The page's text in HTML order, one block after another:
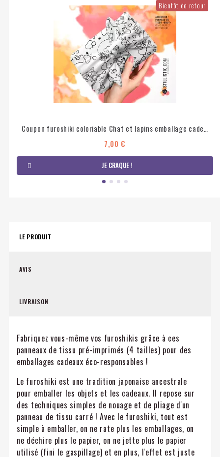
Bientôt de retour
Coupon furoshiki coloriable Chat et lapins emballage cadeau coton éco-responsable
7,00 €
JE CRAQUE !
LE PRODUIT
AVIS
LIVRAISON
Fabriquez vous-même vos furoshikis grâce à ces
panneaux de tissu pré-imprimés (4 tailles) pour des
emballages cadeaux éco-responsables !
Le furoshiki est une tradition japonaise ancestrale
pour emballer les objets et les cadeaux. Il repose sur
des techniques simples de nouage et de pliage d'un
panneau de tissu carré ! Avec le furoshiki, tout est
simple à emballer, on ne rate plus les emballages, on
ne déchire plus le papier, on ne jette plus le papier
utilisé (fini le gaspillage) et en plus, l'effet est juste